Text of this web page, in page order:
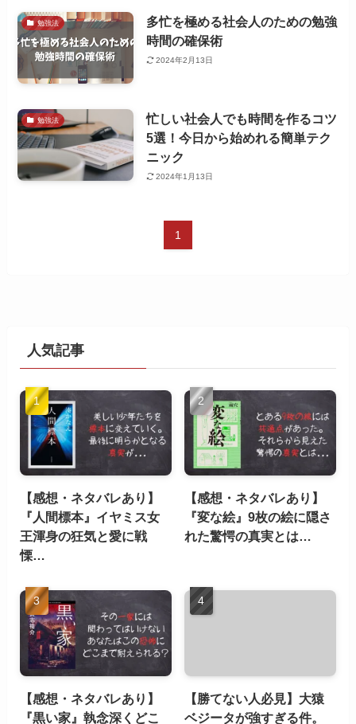
勉強法
多忙を極める社会人のための勉強
時間の確保術
2024年2月13日
勉強法
忙しい社会人でも時間を作るコツ
5選！今日から始めれる簡単テク
ニック
2024年1月13日
1
人気記事
【感想・ネタバレあり】
『人間標本』イヤミス女
王渾身の狂気と愛に戦
慄…
【感想・ネタバレあり】
『変な絵』9枚の絵に隠さ
れた驚愕の真実とは…
【感想・ネタバレあり】
『黒い家』執念深くどこ
【勝てない人必見】大猿
ベジータが強すぎる件。